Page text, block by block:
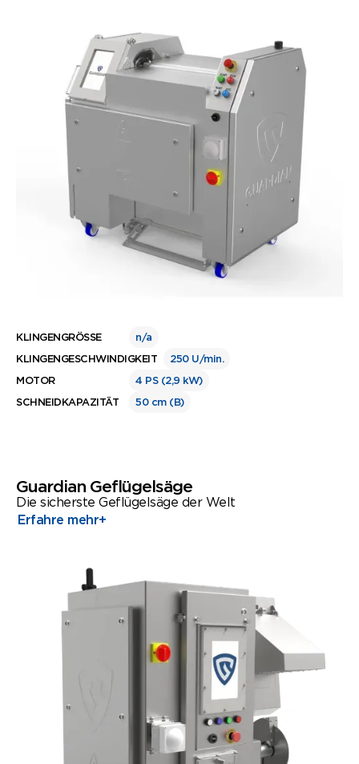
KLINGENGRÖSSE
n/a
KLINGENGESCHWINDIGKEIT
250 U/min.
MOTOR
4 PS (2,9 kW)
SCHNEIDKAPAZITÄT
50 cm (B)
Guardian Geflügelsäge
Die sicherste Geflügelsäge der Welt
Erfahre mehr+